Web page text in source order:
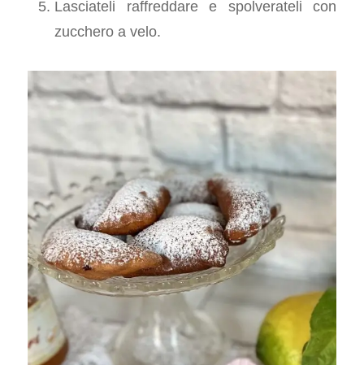
Lasciateli raffreddare e spolverateli con
zucchero a velo.